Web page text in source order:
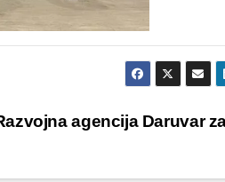
agencija Daruvar